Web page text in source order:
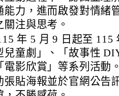
能力，進而啟發對情緒
關注與思考。
年 5 月 9 日起至 115
兒童劇」、「故事性
電影欣賞」等系列活動
張貼海報並於官網公告